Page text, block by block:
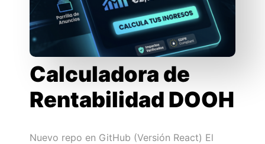
Calculadora de
Rentabilidad DOOH
Nuevo repo en GitHub (Versión React) El